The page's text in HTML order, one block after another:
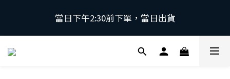
當日下午2:30前下單，當日出貨
當日下午2:30前下單，當日出貨
\ 日本第一磁石領導品牌 | 原裝進口 /